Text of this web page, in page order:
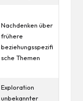
Nachdenken über
frühere
beziehungsspezifi
sche Themen
Exploration
unbekannter